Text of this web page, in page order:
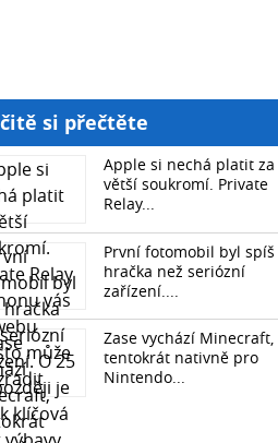
si přečtěte
Apple si nechá platit za
větší soukromí. Private
Relay...
První fotomobil byl spíš
hračka než seriózní
zařízení....
Zase vychází Minecraft,
tentokrát nativně pro
Nintendo...